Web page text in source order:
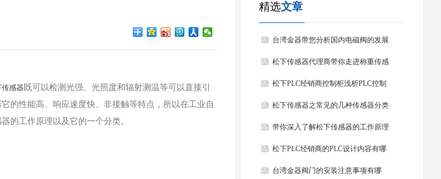
传感器既可以检测光强、光照度和辐射测温等可以直接引
的性能高、响应速度快、非接触等特点，所以在工业自
的工作原理以及它的一个分类。
精选文章
台湾金器带您分析国内电磁阀的发展
情况
松下传感器代理商带你走进称重传感
器
松下PLC经销商控制柜浅析PLC控制
器的基本结构
松下传感器之常见的几种传感器分类
以及他们的特点
带你深入了解松下传感器的工作原理
以及分类
松下PLC经销商的PLC设计内容有哪
些？
台湾金器阀门的安装注意事项有哪